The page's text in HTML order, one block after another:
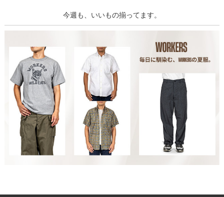
今週も、いいもの揃ってます。